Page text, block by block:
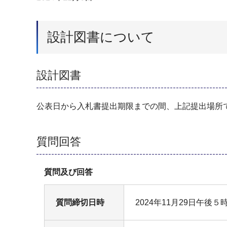
設計図書について
設計図書
公表日から入札書提出期限までの間、上記提出場所
質問回答
質問及び回答
質問締切日時 2024年11月29日午後５